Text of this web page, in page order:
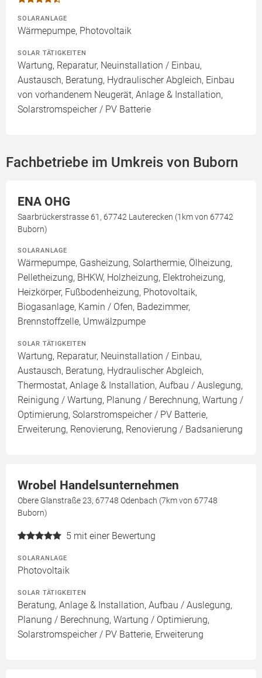
SOLARANLAGE
Wärmepumpe, Photovoltaik
SOLAR TÄTIGKEITEN
Wartung, Reparatur, Neuinstallation / Einbau,
Austausch, Beratung, Hydraulischer Abgleich, Einbau
von vorhandenem Neugerät, Anlage & Installation,
Solarstromspeicher / PV Batterie
Fachbetriebe im Umkreis von Buborn
ENA OHG
Saarbrückerstrasse 61, 67742 Lauterecken (1km von 67742
Buborn)
SOLARANLAGE
Wärmepumpe, Gasheizung, Solarthermie, Ölheizung,
Pelletheizung, BHKW, Holzheizung, Elektroheizung,
Heizkörper, Fußbodenheizung, Photovoltaik,
Biogasanlage, Kamin / Ofen, Badezimmer,
Brennstoffzelle, Umwälzpumpe
SOLAR TÄTIGKEITEN
Wartung, Reparatur, Neuinstallation / Einbau,
Austausch, Beratung, Hydraulischer Abgleich,
Thermostat, Anlage & Installation, Aufbau / Auslegung,
Reinigung / Wartung, Planung / Berechnung, Wartung /
Optimierung, Solarstromspeicher / PV Batterie,
Erweiterung, Renovierung, Renovierung / Badsanierung
Wrobel Handelsunternehmen
Obere Glanstraße 23, 67748 Odenbach (7km von 67748
Buborn)
5 mit einer Bewertung
SOLARANLAGE
Photovoltaik
SOLAR TÄTIGKEITEN
Beratung, Anlage & Installation, Aufbau / Auslegung,
Planung / Berechnung, Wartung / Optimierung,
Solarstromspeicher / PV Batterie, Erweiterung